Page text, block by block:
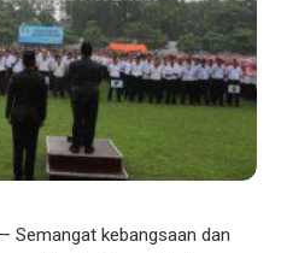
Semangat kebangsaan dan